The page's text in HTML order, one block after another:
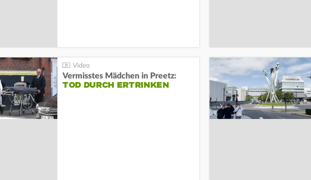
Vermisstes Mädchen in Preetz:
TOD DURCH ERTRINKEN